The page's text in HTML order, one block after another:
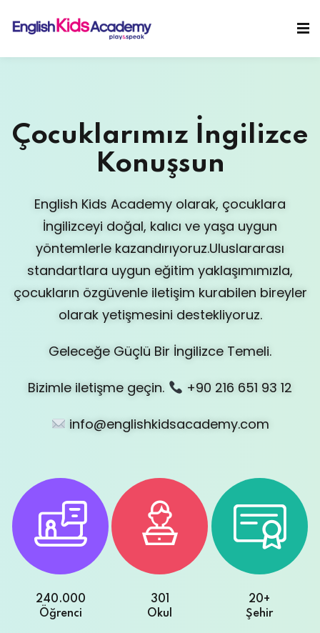
Çocuklarımız İngilizce
Konuşsun
English Kids Academy olarak, çocuklara
İngilizceyi doğal, kalıcı ve yaşa uygun
yöntemlerle kazandırıyoruz.Uluslararası
standartlara uygun eğitim yaklaşımımızla,
çocukların özgüvenle iletişim kurabilen bireyler
olarak yetişmesini destekliyoruz.
Geleceğe Güçlü Bir İngilizce Temeli.
Bizimle iletişme geçin. +90 216 651 93 12
info@englishkidsacademy.com
240.000
Öğrenci
301
Okul
20+
Şehir
Sign in
Remember me Lost your password?
Already have an account?Sign in